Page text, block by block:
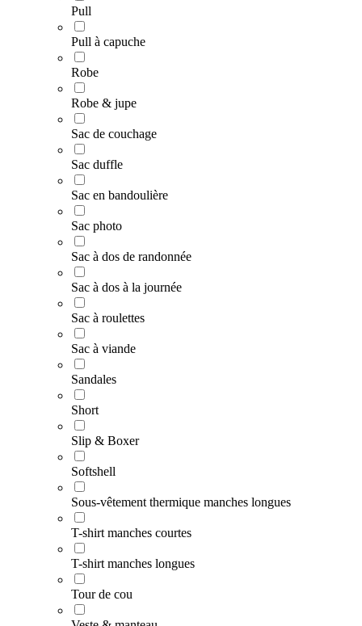
Pull
Pull à capuche
Robe
Robe & jupe
Sac de couchage
Sac duffle
Sac en bandoulière
Sac photo
Sac à dos de randonnée
Sac à dos à la journée
Sac à roulettes
Sac à viande
Sandales
Short
Slip & Boxer
Softshell
Sous-vêtement thermique manches longues
T-shirt manches courtes
T-shirt manches longues
Tour de cou